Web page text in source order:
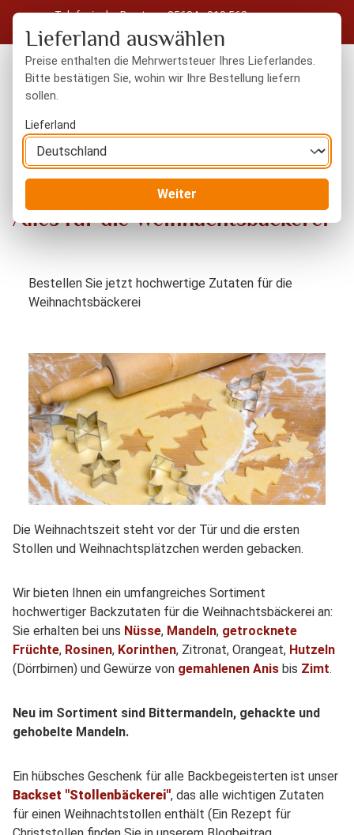
Zum Hauptinhalt springen
Telefonische Beratung: 05604 - 919 563
Kostenloser Versand in Deutschland ab 50 € Warenwert
Alles für die Weihnachtsbäckerei
Alles für die Weihnachtsbäckerei
Bestellen Sie jetzt hochwertige Zutaten für die
Weihnachtsbäckerei
Die Weihnachtszeit steht vor der Tür und die ersten
Stollen und Weihnachtsplätzchen werden gebacken.
Wir bieten Ihnen ein umfangreiches Sortiment
hochwertiger Backzutaten für die Weihnachtsbäckerei an:
Sie erhalten bei uns Nüsse, Mandeln, getrocknete
Früchte, Rosinen, Korinthen, Zitronat, Orangeat, Hutzeln
(Dörrbirnen) und Gewürze von gemahlenen Anis bis Zimt.
Neu im Sortiment sind Bittermandeln, gehackte und
gehobelte Mandeln.
Ein hübsches Geschenk für alle Backbegeisterten ist unser
Backset "Stollenbäckerei", das alle wichtigen Zutaten
für einen Weihnachtstollen enthält (Ein Rezept für
Lieferland auswählen
Preise enthalten die Mehrwertsteuer Ihres Lieferlandes.
Bitte bestätigen Sie, wohin wir Ihre Bestellung liefern
sollen.
Lieferland
Weiter